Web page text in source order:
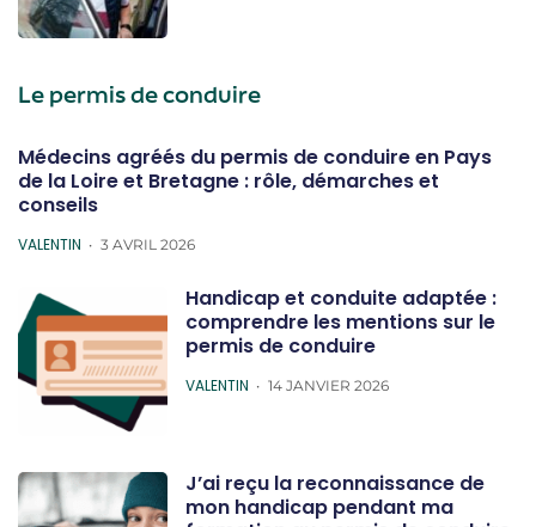
Le permis de conduire
Médecins agréés du permis de conduire en Pays
de la Loire et Bretagne : rôle, démarches et
conseils
POSTED
VALENTIN 3 AVRIL 2026
Handicap et conduite adaptée :
comprendre les mentions sur le
permis de conduire
POSTED
VALENTIN 14 JANVIER 2026
J’ai reçu la reconnaissance de
mon handicap pendant ma